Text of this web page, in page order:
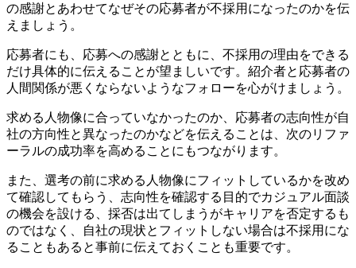
の感謝とあわせてなぜその応募者が不採用になったのかを伝
えましょう。
応募者にも、応募への感謝とともに、不採用の理由をできる
だけ具体的に伝えることが望ましいです。紹介者と応募者の
人間関係が悪くならないようなフォローを心がけましょう。
求める人物像に合っていなかったのか、応募者の志向性が自
社の方向性と異なったのかなどを伝えることは、次のリファ
ーラルの成功率を高めることにもつながります。
また、選考の前に求める人物像にフィットしているかを改め
て確認してもらう、志向性を確認する目的でカジュアル面談
の機会を設ける、採否は出てしまうがキャリアを否定するも
のではなく、自社の現状とフィットしない場合は不採用にな
ることもあると事前に伝えておくことも重要です。